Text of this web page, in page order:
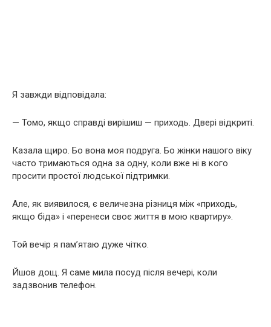
Я завжди відповідала:
— Томо, якщо справді вирішиш — приходь. Двері відкриті.
Казала щиро. Бо вона моя подруга. Бо жінки нашого віку
часто тримаються одна за одну, коли вже ні в кого
просити простої людської підтримки.
Але, як виявилося, є величезна різниця між «приходь,
якщо біда» і «перенеси своє життя в мою квартиру».
Той вечір я пам’ятаю дуже чітко.
Йшов дощ. Я саме мила посуд після вечері, коли
задзвонив телефон.